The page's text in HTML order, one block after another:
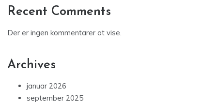
Recent Comments
Der er ingen kommentarer at vise.
Archives
januar 2026
september 2025